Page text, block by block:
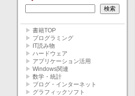
▶ 書籍TOP
▶ プログラミング
▶
IT読み物
▶ ハードウェア
▶ アプリケーション活用
▶ Windows関連
▶ 数学・統計
▶ ブログ・インターネット
▶ グラフィックソフト